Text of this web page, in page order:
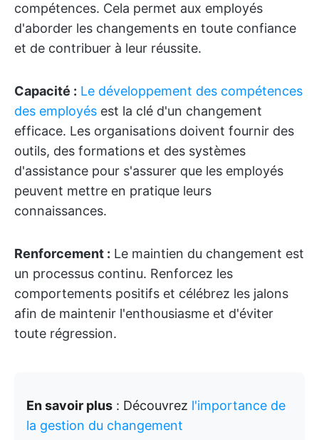
compétences. Cela permet aux employés
d'aborder les changements en toute confiance
et de contribuer à leur réussite.
Capacité : Le développement des compétences
des employés est la clé d'un changement
efficace. Les organisations doivent fournir des
outils, des formations et des systèmes
d'assistance pour s'assurer que les employés
peuvent mettre en pratique leurs
connaissances.
Renforcement : Le maintien du changement est
un processus continu. Renforcez les
comportements positifs et célébrez les jalons
afin de maintenir l'enthousiasme et d'éviter
toute régression.
En savoir plus : Découvrez l'importance de
la gestion du changement